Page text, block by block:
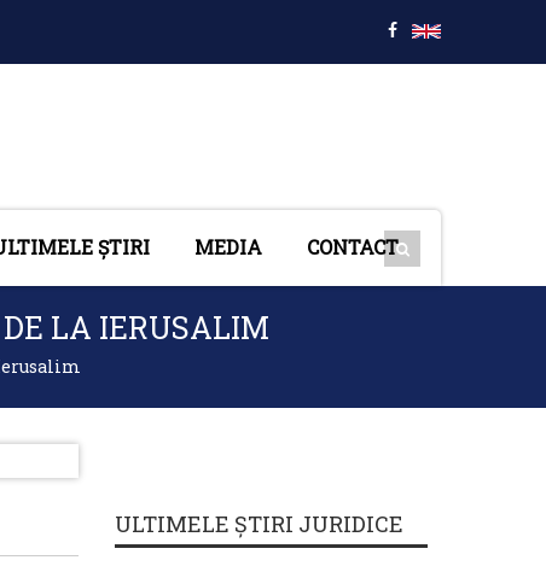
ȘTIRI MEDIA CONTACT
LA IERUSALIM
ULTIMELE ȘTIRI JURIDICE